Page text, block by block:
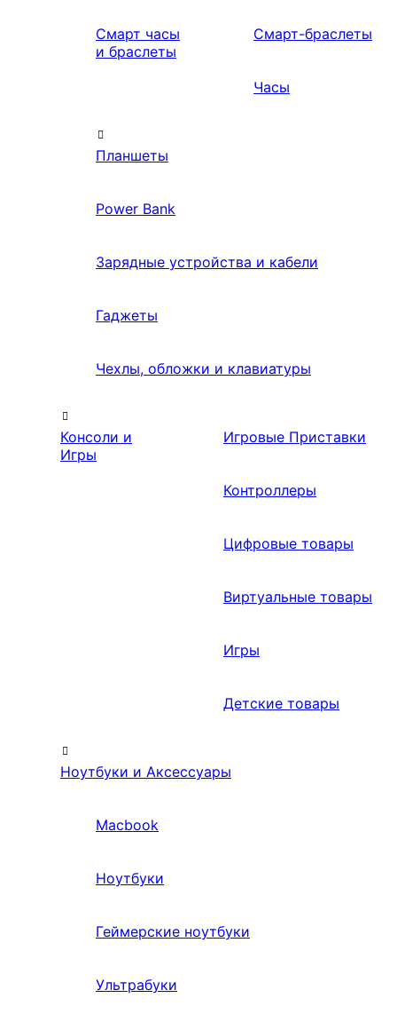
Смарт часы
и браслеты
Смарт-браслеты
Часы
Планшеты
Power Bank
Зарядные устройства и кабели
Гаджеты
Чехлы, обложки и клавиатуры
Консоли и
Игры
Игровые Приставки
Контроллеры
Цифровые товары
Виртуальные товары
Игры
Детские товары
Ноутбуки и Аксессуары
Macbook
Ноутбуки
Геймерские ноутбуки
Ультрабуки